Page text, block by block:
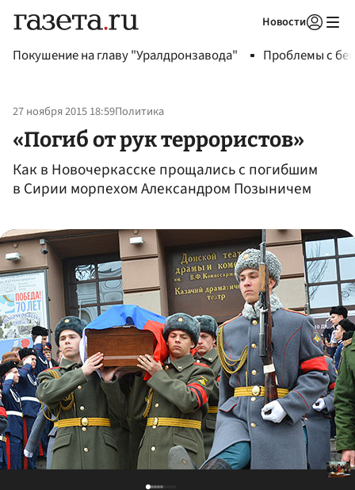
Новости
Покушение на главу "Уралдронзавода" Проблемы с
27 ноября 2015 18:59Политика
«Погиб от рук террористов»
Как в Новочеркасске прощались с погибшим
в Сирии морпехом Александром Позыничем